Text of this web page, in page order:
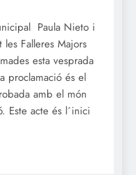
Paula Nieto i
Falleres Majors
esta vesprada
proclamació és el
amb el món
Este acte és l´inici